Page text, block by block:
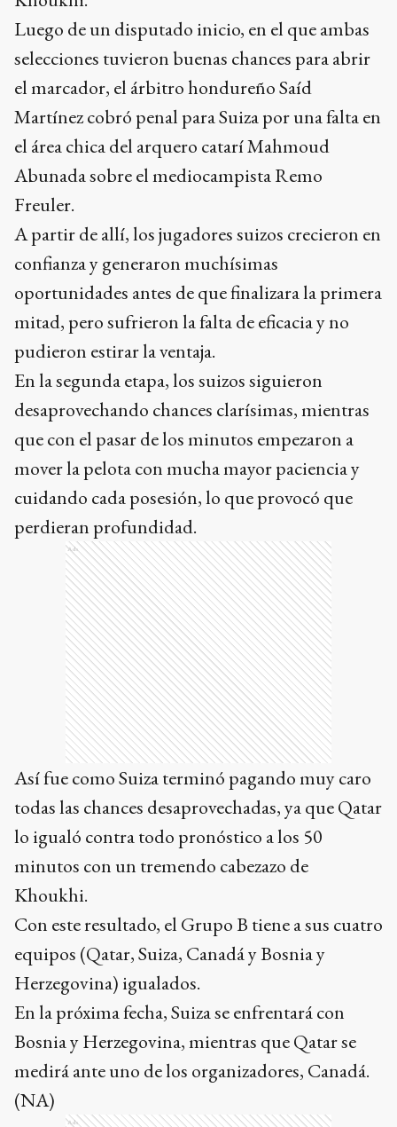
Luego de un disputado inicio, en el que ambas
selecciones tuvieron buenas chances para abrir
el marcador, el árbitro hondureño Saíd
Martínez cobró penal para Suiza por una falta en
el área chica del arquero catarí Mahmoud
Abunada sobre el mediocampista Remo
Freuler.
A partir de allí, los jugadores suizos crecieron en
confianza y generaron muchísimas
oportunidades antes de que finalizara la primera
mitad, pero sufrieron la falta de eficacia y no
pudieron estirar la ventaja.
En la segunda etapa, los suizos siguieron
desaprovechando chances clarísimas, mientras
que con el pasar de los minutos empezaron a
mover la pelota con mucha mayor paciencia y
cuidando cada posesión, lo que provocó que
perdieran profundidad.
Ads
Así fue como Suiza terminó pagando muy caro
todas las chances desaprovechadas, ya que Qatar
lo igualó contra todo pronóstico a los 50
minutos con un tremendo cabezazo de
Khoukhi.
Con este resultado, el Grupo B tiene a sus cuatro
equipos (Qatar, Suiza, Canadá y Bosnia y
Herzegovina) igualados.
En la próxima fecha, Suiza se enfrentará con
Bosnia y Herzegovina, mientras que Qatar se
medirá ante uno de los organizadores, Canadá.
(NA)
Ads